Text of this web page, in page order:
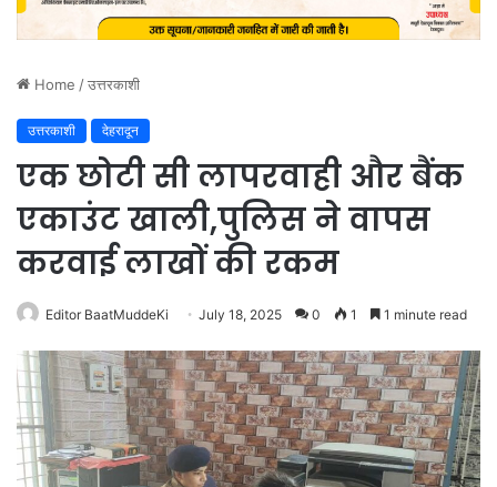
Home /उत्तरकाशी
उत्तरकाशी देहरादून
एक छोटी सी लापरवाही और बैंक
एकाउंट खाली,पुलिस ने वापस
करवाई लाखों की रकम
Editor BaatMuddeKi July 18, 2025 0 1 1 minute read